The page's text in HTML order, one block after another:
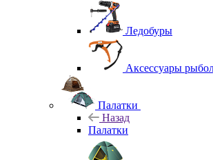
Ледобуры
Аксессуары
Палатки
Назад
Палатки